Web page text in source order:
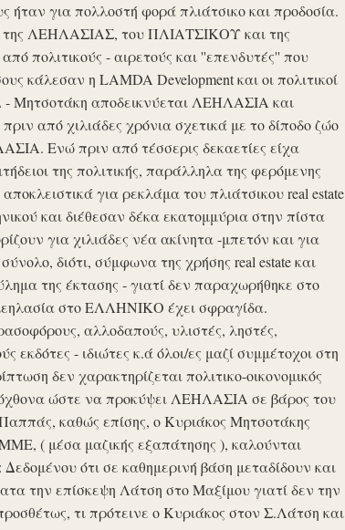
ήταν για πολλοστή φορά πλιάτσικο και προδοσία.
ΛΕΗΛΑΣΙΑΣ, του ΠΛΙΑΤΣΙΚΟΥ και της
πολιτικούς - αιρετούς και ''επενδυτές'' που
κάλεσαν η LAMDA Development και οι πολιτικοί
- Μητσοτάκη αποδεικνύεται ΛΕΗΛΑΣΙΑ και
από χιλιάδες χρόνια σχετικά με το δίποδο ζώο
Ενώ πριν από τέσσερις δεκαετίες είχα
της πολιτικής, παράλληλα της φερόμενης
για ρεκλάμα του πλιάτσικου real estate
και διέθεσαν δέκα εκατομμύρια στην πίστα
για χιλιάδες νέα ακίνητα -μπετόν και για
διότι, σύμφωνα της χρήσης real estate και
της έκτασης - γιατί δεν παραχωρήθηκε στο
στο ΕΛΛΗΝΙΚΟ έχει σφραγίδα.
αλλοδαπούς, υλιστές, ληστές,
εκδότες - ιδιώτες κ.ά όλοι/ες μαζί συμμέτοχοι στη
δεν χαρακτηρίζεται πολιτικο-οικονομικός
ώστε να προκύψει ΛΕΗΛΑΣΙΑ σε βάρος του
καθώς επίσης, ο Κυριάκος Μητσοτάκης
( μέσα μαζικής εξαπάτησης ), καλούνται
ότι σε καθημερινή βάση μεταδίδουν και
την επίσκεψη Λάτση στο Μαξίμου γιατί δεν την
τι πρότεινε ο Κυριάκος στον Σ.Λάτση και